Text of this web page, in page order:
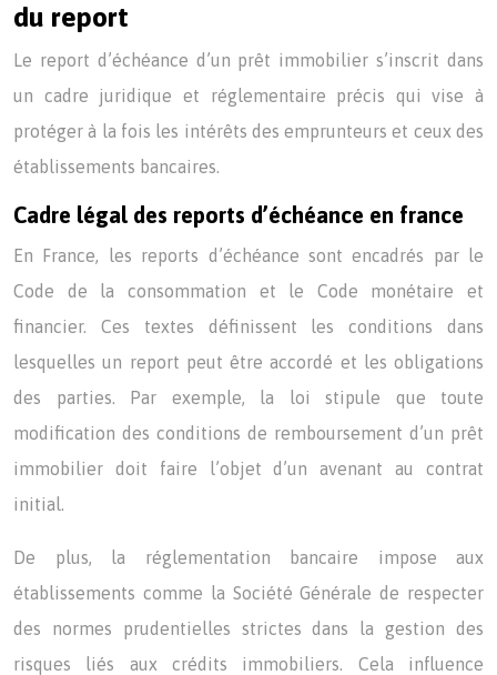
du report
Le report d’échéance d’un prêt immobilier s’inscrit dans
un cadre juridique et réglementaire précis qui vise à
protéger à la fois les intérêts des emprunteurs et ceux des
établissements bancaires.
Cadre légal des reports d’échéance en france
En France, les reports d’échéance sont encadrés par le
Code de la consommation et le Code monétaire et
financier. Ces textes définissent les conditions dans
lesquelles un report peut être accordé et les obligations
des parties. Par exemple, la loi stipule que toute
modification des conditions de remboursement d’un prêt
immobilier doit faire l’objet d’un avenant au contrat
initial.
De plus, la réglementation bancaire impose aux
établissements comme la Société Générale de respecter
des normes prudentielles strictes dans la gestion des
risques liés aux crédits immobiliers. Cela influence